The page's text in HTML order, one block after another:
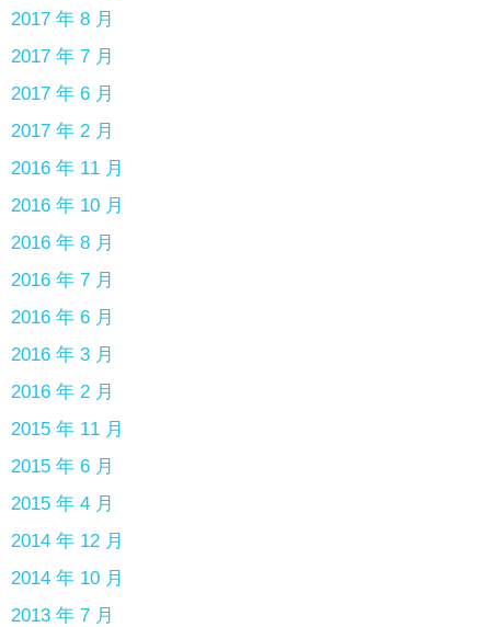
2017 年 8 月
2017 年 7 月
2017 年 6 月
2017 年 2 月
2016 年 11 月
2016 年 10 月
2016 年 8 月
2016 年 7 月
2016 年 6 月
2016 年 3 月
2016 年 2 月
2015 年 11 月
2015 年 6 月
2015 年 4 月
2014 年 12 月
2014 年 10 月
2013 年 7 月